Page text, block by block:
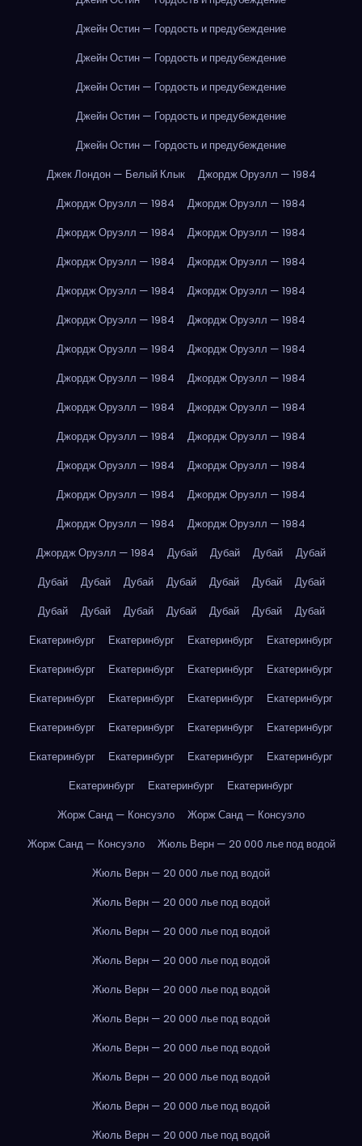
Джейн Остин — Гордость и предубеждение
Джейн Остин — Гордость и предубеждение
Джейн Остин — Гордость и предубеждение
Джейн Остин — Гордость и предубеждение
Джейн Остин — Гордость и предубеждение
Джек Лондон — Белый Клык
Джордж Оруэлл — 1984
Джордж Оруэлл — 1984
Джордж Оруэлл — 1984
Джордж Оруэлл — 1984
Джордж Оруэлл — 1984
Джордж Оруэлл — 1984
Джордж Оруэлл — 1984
Джордж Оруэлл — 1984
Джордж Оруэлл — 1984
Джордж Оруэлл — 1984
Джордж Оруэлл — 1984
Джордж Оруэлл — 1984
Джордж Оруэлл — 1984
Джордж Оруэлл — 1984
Джордж Оруэлл — 1984
Джордж Оруэлл — 1984
Джордж Оруэлл — 1984
Джордж Оруэлл — 1984
Джордж Оруэлл — 1984
Джордж Оруэлл — 1984
Джордж Оруэлл — 1984
Джордж Оруэлл — 1984
Джордж Оруэлл — 1984
Джордж Оруэлл — 1984
Джордж Оруэлл — 1984
Джордж Оруэлл — 1984
Дубай Дубай Дубай
Дубай
Дубай
Дубай Дубай Дубай Дубай Дубай
Дубай
Дубай
Дубай Дубай Дубай Дубай Дубай
Дубай
Екатеринбург
Екатеринбург Екатеринбург
Екатеринбург
Екатеринбург
Екатеринбург Екатеринбург
Екатеринбург
Екатеринбург
Екатеринбург Екатеринбург
Екатеринбург
Екатеринбург
Екатеринбург Екатеринбург
Екатеринбург
Екатеринбург
Екатеринбург Екатеринбург
Екатеринбург
Екатеринбург
Екатеринбург
Екатеринбург
Жорж Санд — Консуэло
Жорж Санд — Консуэло
Жорж Санд — Консуэло
Жюль Верн — 20 000 лье под водой
Жюль Верн — 20 000 лье под водой
Жюль Верн — 20 000 лье под водой
Жюль Верн — 20 000 лье под водой
Жюль Верн — 20 000 лье под водой
Жюль Верн — 20 000 лье под водой
Жюль Верн — 20 000 лье под водой
Жюль Верн — 20 000 лье под водой
Жюль Верн — 20 000 лье под водой
Жюль Верн — 20 000 лье под водой
Жюль Верн — 20 000 лье под водой